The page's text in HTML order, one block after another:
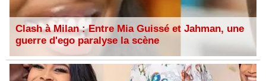
Clash à Milan : Entre Mia Guissé et Jahman, une
guerre d'ego paralyse la scène